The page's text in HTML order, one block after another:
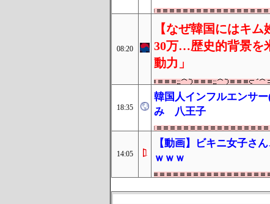
08:20
【なぜ韓国にはキ
30万…歴史的背景を
動力」
18:35
韓国人インフルエンサ
み 八王子
14:05
【動画】ビキニ女子さ
ｗｗｗ